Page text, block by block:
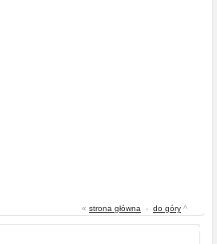
« strona główna - do góry ^